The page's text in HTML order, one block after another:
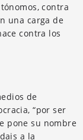
contra
una carga de
contra los
de
“por ser
pone su nombre
a la